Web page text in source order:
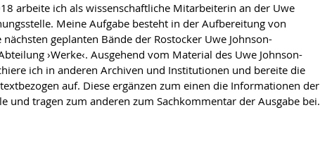
arbeite ich als wissenschaftliche Mitarbeiterin an der Uwe
Meine Aufgabe besteht in der Aufbereitung von
geplanten Bände der Rostocker Uwe Johnson-
›Werke‹. Ausgehend vom Material des Uwe Johnson-
ich in anderen Archiven und Institutionen und bereite die
auf. Diese ergänzen zum einen die Informationen der
und tragen zum anderen zum Sachkommentar der Ausgabe bei.